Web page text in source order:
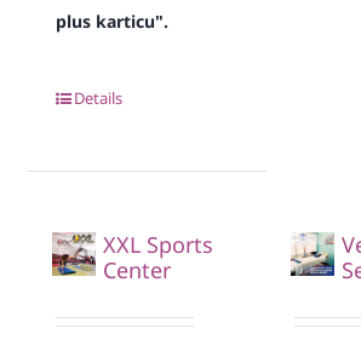
plus karticu".
Details
XXL Sports
Center